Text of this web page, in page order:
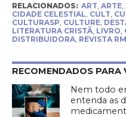
RELACIONADOS: ART ARTE,
CIDADE CELESTIAL CULT
CULTURASP CULTURE,
LITERATURA CRISTÃ, LIVRO
DISTRIBUIDORA, REVISTA
RECOMENDADOS PARA
Nem todo
entenda as